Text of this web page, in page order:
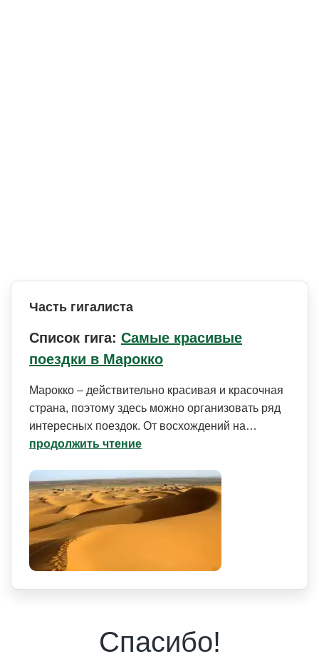
Часть гигалиста
Список гига: Самые красивые
поездки в Марокко
Марокко – действительно красивая и красочная
страна, поэтому здесь можно организовать ряд
интересных поездок. От восхождений на…
продолжить чтение
Спасибо!